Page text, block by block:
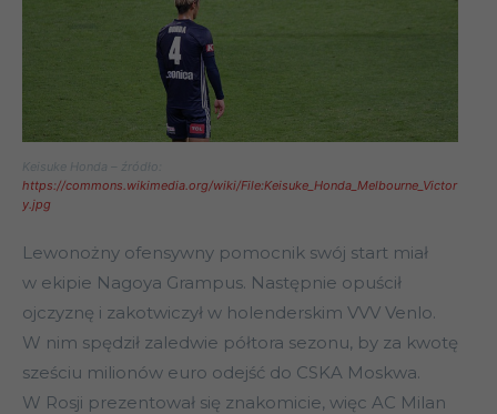
Keisuke Honda – źródło:
https://commons.wikimedia.org/wiki/File:Keisuke_Honda_Melbourne_Victor
y.jpg
Lewonożny ofensywny pomocnik swój start miał
w ekipie Nagoya Grampus. Następnie opuścił
ojczyznę i zakotwiczył w holenderskim VVV Venlo.
W nim spędził zaledwie półtora sezonu, by za kwotę
sześciu milionów euro odejść do CSKA Moskwa.
W Rosji prezentował się znakomicie, więc AC Milan